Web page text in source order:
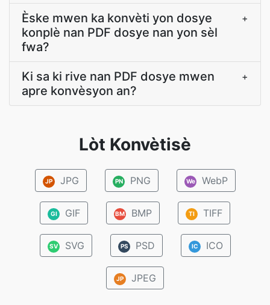
Èske mwen ka konvèti yon dosye
konplè nan PDF dosye nan yon sèl
fwa?
+
Ki sa ki rive nan PDF dosye mwen
apre konvèsyon an?
+
Lòt Konvètisè
JP JPG PN PNG We WebP
GI GIF BM BMP TI TIFF
SV SVG PS PSD IC ICO
JP JPEG